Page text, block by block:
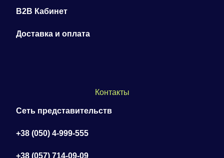
B2B Кабинет
Доставка и оплата
Контакты
Сеть представительств
+38 (050) 4-999-555
+38 (057) 714-09-09